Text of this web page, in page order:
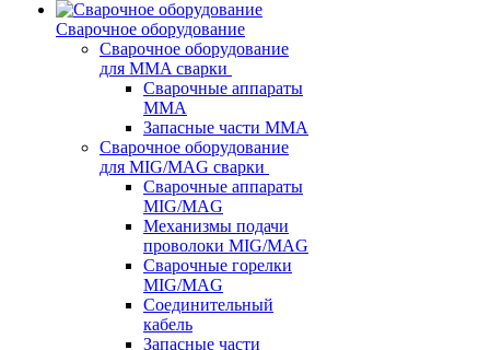
Сварочное оборудование
Сварочное оборудование
для MMA сварки
Сварочные аппараты
MMA
Запасные части MMA
Сварочное оборудование
для MIG/MAG сварки
Сварочные аппараты
MIG/MAG
Механизмы подачи
проволоки MIG/MAG
Сварочные горелки
MIG/MAG
Соединительный
кабель
Запасные части